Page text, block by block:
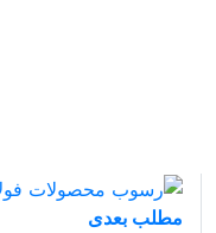
مطلب بعدی